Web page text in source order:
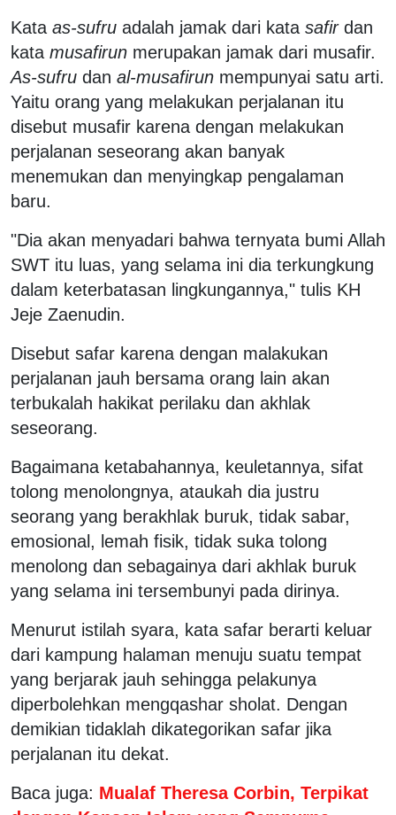
Kata as-sufru adalah jamak dari kata safirdan
kata musafirun merupakan jamak dari musafir.
As-sufru dan al-musafirun mempunyai satu arti.
Yaitu orang yang melakukan perjalanan itu
disebut musafir karena dengan melakukan
perjalanan seseorang akan banyak
menemukan dan menyingkap pengalaman
baru.
"Dia akan menyadari bahwa ternyata bumi Allah
SWT itu luas, yang selama ini dia terkungkung
dalam keterbatasan lingkungannya," tulis KH
Jeje Zaenudin.
Disebut safar karena dengan malakukan
perjalanan jauh bersama orang lain akan
terbukalah hakikat perilaku dan akhlak
seseorang.
Bagaimana ketabahannya, keuletannya, sifat
tolong menolongnya, ataukah dia justru
seorang yang berakhlak buruk, tidak sabar,
emosional, lemah fisik, tidak suka tolong
menolong dan sebagainya dari akhlak buruk
yang selama ini tersembunyi pada dirinya.
Menurut istilah syara, kata safar berarti keluar
dari kampung halaman menuju suatu tempat
yang berjarak jauh sehingga pelakunya
diperbolehkan mengqashar sholat. Dengan
demikian tidaklah dikategorikan safar jika
perjalanan itu dekat.
Baca juga: Mualaf Theresa Corbin, Terpikat